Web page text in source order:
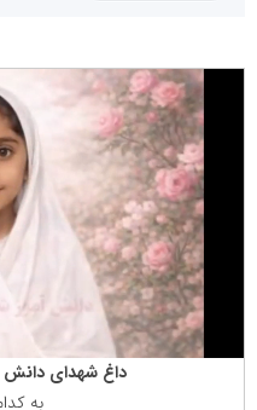
داغ شهدای دانش
به